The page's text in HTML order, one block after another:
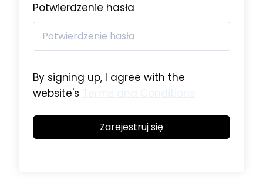
Potwierdzenie hasła
By signing up, I agree with the
website's
Zarejestruj się